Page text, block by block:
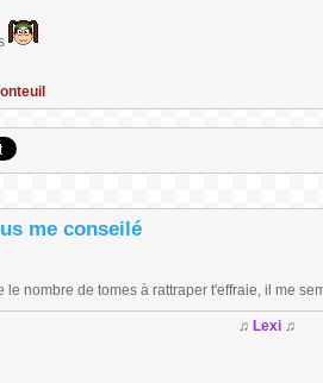
me conseilé
le nombre de tomes à rattraper t'effraie, il me
♫ Lexi ♫